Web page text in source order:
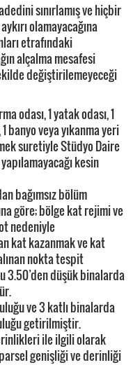
sınırlamış ve hiçbir
olamayacağına
etrafındaki
alçalma mesafesi
değiştirilemeyeceği
odası, 1 yatak odası, 1
banyo veya yıkanma yeri
suretiyle Stüdyo Daire
kesin
bağımsız bölüm
göre; bölge kat rejimi ve
nedeniyle
kat kazanmak ve kat
nokta tespit
3.50’den düşük binalarda
ve 3 katlı binalarda
getirilmiştir.
ile ilgili olarak
genişliği ve derinliği